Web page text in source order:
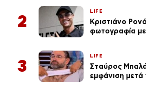
2
LIFE
Κριστιάνο
φωτογραφία
εκ. likes
3
LIFE
Σταύρος
εμφάνιση